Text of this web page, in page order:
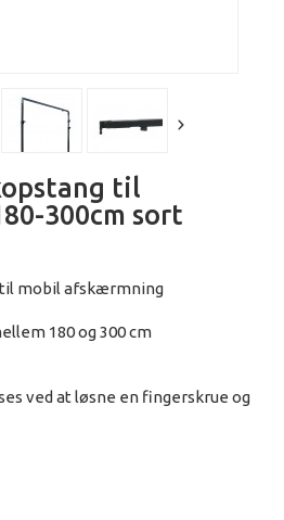
til
300cm sort
mobil afskærmning
180 og 300 cm
ved at løsne en fingerskrue og